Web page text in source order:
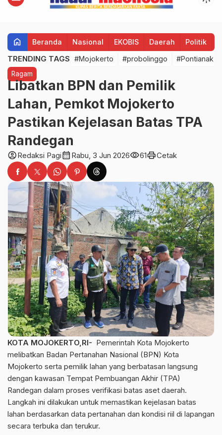
home Beranda Nasional EKOBIS Daerah Politik
TRENDING TAGS #Mojokerto #probolinggo #Pontianak
Ragam
Libatkan BPN dan Pemilik
Lahan, Pemkot Mojokerto
Pastikan Kejelasan Batas TPA
Randegan
account_circleRedaksi Pagicalendar_month Rabu, 3 Jun 2026visibility61printCetak
KOTA MOJOKERTO,RI- Pemerintah Kota Mojokerto
melibatkan Badan Pertanahan Nasional (BPN) Kota
Mojokerto serta pemilik lahan yang berbatasan langsung
dengan kawasan Tempat Pembuangan Akhir (TPA)
Randegan dalam proses verifikasi batas aset daerah.
Langkah ini dilakukan untuk memastikan kejelasan batas
lahan berdasarkan data pertanahan dan kondisi riil di lapangan
secara terbuka dan terukur.